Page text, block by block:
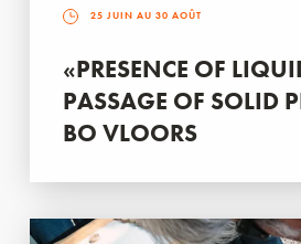
25 JUIN AU 30 AOÛT
«PRESENCE OF
PASSAGE OF SOLID
BO VLOORS